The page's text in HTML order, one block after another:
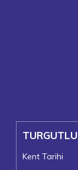
TURGUTLU
Kent Tarihi